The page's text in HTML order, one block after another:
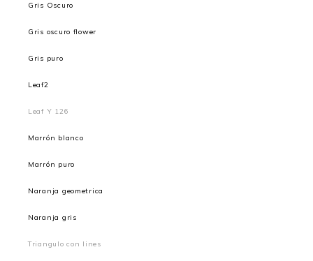
Gris Oscuro
Gris oscuro flower
Gris puro
Leaf2
Leaf Y 126
Marrón blanco
Marrón puro
Naranja geometrica
Naranja gris
Triangulo con lines